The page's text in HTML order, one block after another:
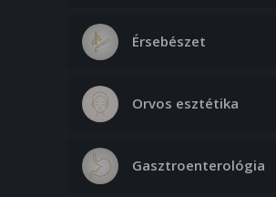
Érsebészet
Orvos esztétika
Gasztroenterológia